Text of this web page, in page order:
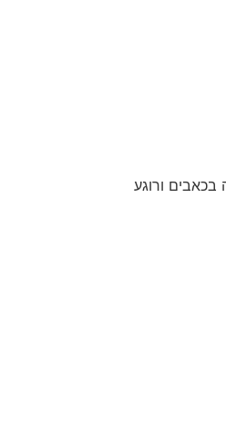
ורוגע